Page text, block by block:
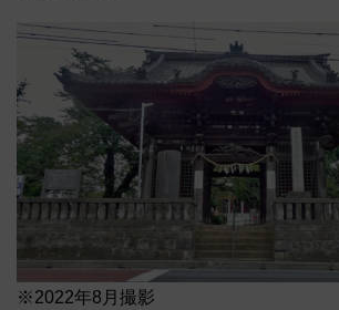
※2022年8月撮影